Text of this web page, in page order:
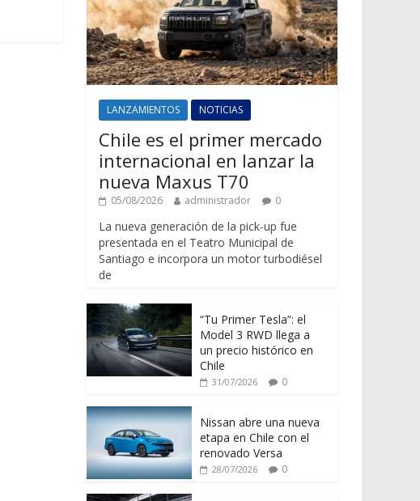
LANZAMIENTOS NOTICIAS
Chile es el primer mercado
internacional en lanzar la
nueva Maxus T70
05/08/2026 administrador 0
La nueva generación de la pick-up fue
presentada en el Teatro Municipal de
Santiago e incorpora un motor turbodiésel
de
“Tu Primer Tesla”: el
Model 3 RWD llega a
un precio histórico en
Chile
31/07/2026 0
Nissan abre una nueva
etapa en Chile con el
renovado Versa
28/07/2026 0